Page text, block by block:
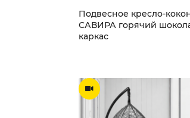
Подвесное кресло-
САВИРА горячий
каркас